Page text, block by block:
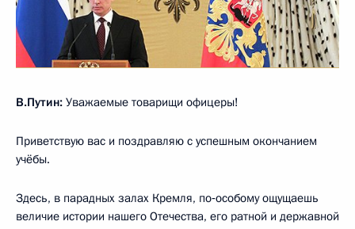
В.Путин: Уважаемые товарищи офицеры!
Приветствую вас и поздравляю с успешным окончанием
учёбы.
Здесь, в парадных залах Кремля, по‑особому ощущаешь
величие истории нашего Отечества, его ратной и державной